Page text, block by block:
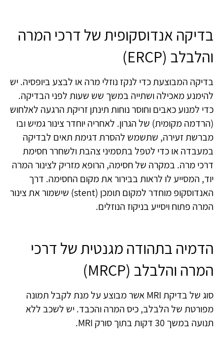
בדיקה אנדוסקופית של דרכי המרה
והלבלב (ERCP)
בדיקה המבוצעת כדי לנקז נוזלי מרה או לבצע ביופסיה. יש
להימנע מאכילה ושתייה במשך שש שעות לפני הבדיקה.
כדי למנוע כאבים וחוסר נוחות תינתן זריקת הרגעה לאלחוש
(הרדמה מקומית) של הגרון. לאחריה יוחדר צינור גמיש ובו
מברשת זעירה, שתשמש להסרת דגימת תאים לבדיקה
במעבדה או כדי לטפל בתסמיני צהבת ולשחרר חסימת
דרכי מרה. במקרה של חסימה, הרופא מזריק לצינור המרה
יוד, המסייע לו לראות בבירור את מקום החסימה. דרך
האנדוסקופ מוחדר למקום תומכן (stent) שישמור את צינור
המרה פתוח ויסייע בניקוז הנוזלים.
הדמיה בתהודה מגנטית של דרכי
המרה והלבלב (MRCP)
סוג של בדיקת MRI אשר מבוצע על מנת לקבל תמונה
מפורטת של הלבלב, כיס המרה והכבד. יש לשכב ללא
תנועה במשך 30 דקות בתוך סורק MRI.